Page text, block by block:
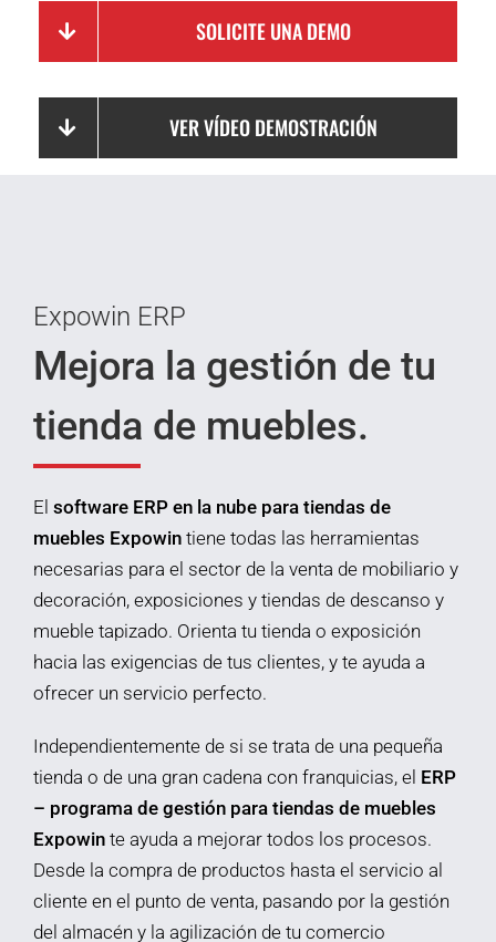
SOLICITE UNA DEMO
VER VÍDEO DEMOSTRACIÓN
Expowin ERP
Mejora la gestión de tu
tienda de muebles.
El software ERP en la nube para tiendas de
muebles Expowin tiene todas las herramientas
necesarias para el sector de la venta de mobiliario y
decoración, exposiciones y tiendas de descanso y
mueble tapizado. Orienta tu tienda o exposición
hacia las exigencias de tus clientes, y te ayuda a
ofrecer un servicio perfecto.
Independientemente de si se trata de una pequeña
tienda o de una gran cadena con franquicias, el ERP
– programa de gestión para tiendas de muebles
Expowin te ayuda a mejorar todos los procesos.
Desde la compra de productos hasta el servicio al
cliente en el punto de venta, pasando por la gestión
del almacén y la agilización de tu comercio